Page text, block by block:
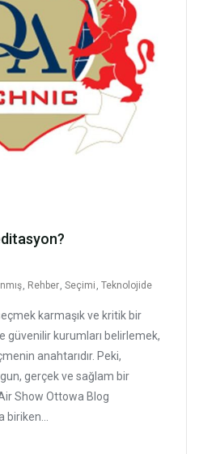
, Rehber, Seçimi , Teknolojide
karmaşık ve kritik bir
güvenilir kurumları belirlemek,
anahtarıdır. Peki,
gerçek ve sağlam bir
Show Ottowa Blog